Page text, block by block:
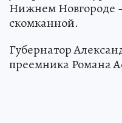
Нижнем Новгороде
скомканной.
Губернатор
преемника Романа